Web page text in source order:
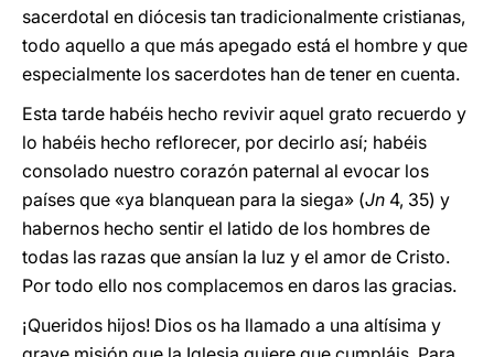
sacerdotal en diócesis tan tradicionalmente cristianas,
todo aquello a que más apegado está el hombre y que
especialmente los sacerdotes han de tener en cuenta.
Esta tarde habéis hecho revivir aquel grato recuerdo y
lo habéis hecho reflorecer, por decirlo así; habéis
consolado nuestro corazón paternal al evocar los
países que «ya blanquean para la siega» (Jn 4, 35) y
habernos hecho sentir el latido de los hombres de
todas las razas que ansían la luz y el amor de Cristo.
Por todo ello nos complacemos en daros las gracias.
¡Queridos hijos! Dios os ha llamado a una altísima y